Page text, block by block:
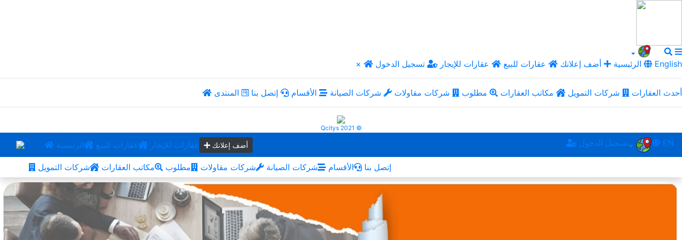
× الرئيسية أضف إعلانك عقارات للبيع عقارات للإيجار تسجيل الدخول English
أحدث العقارات شركات التمويل مكاتب العقارات مطلوب شركات مقاولات شركات الصيانة الأقسام إتصل بنا المنتدى
Qcitys 2021 ©
الرئيسية عقارات للبيع عقارات للإيجار أضف إعلانك تسجيل الدخول EN
شركات التمويل مكاتب العقارات مطلوب شركات مقاولات شركات الصيانة الأقسام إتصل بنا